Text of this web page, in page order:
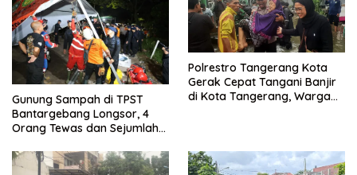
Gunung Sampah di TPST
Bantargebang Longsor, 4
Orang Tewas dan Sejumlah
Polrestro Tangerang Kota
Gerak Cepat Tangani Banjir
di Kota Tangerang, Warga